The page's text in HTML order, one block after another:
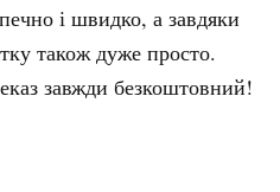
і швидко, а завдяки
також дуже просто.
завжди безкоштовний!